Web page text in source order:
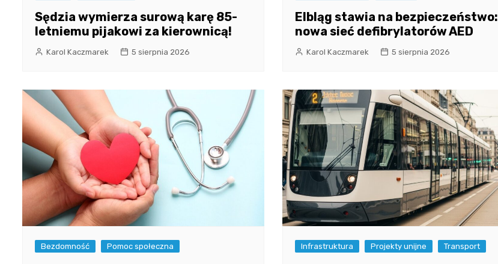
Sędzia wymierza surową karę 85-
letniemu pijakowi za kierownicą!
Karol Kaczmarek 5 sierpnia 2026
Elbląg stawia na bezpieczeństwo:
nowa sieć defibrylatorów AED
Karol Kaczmarek 5 sierpnia 2026
Bezdomność Pomoc społeczna Infrastruktura Projekty unijne Transport